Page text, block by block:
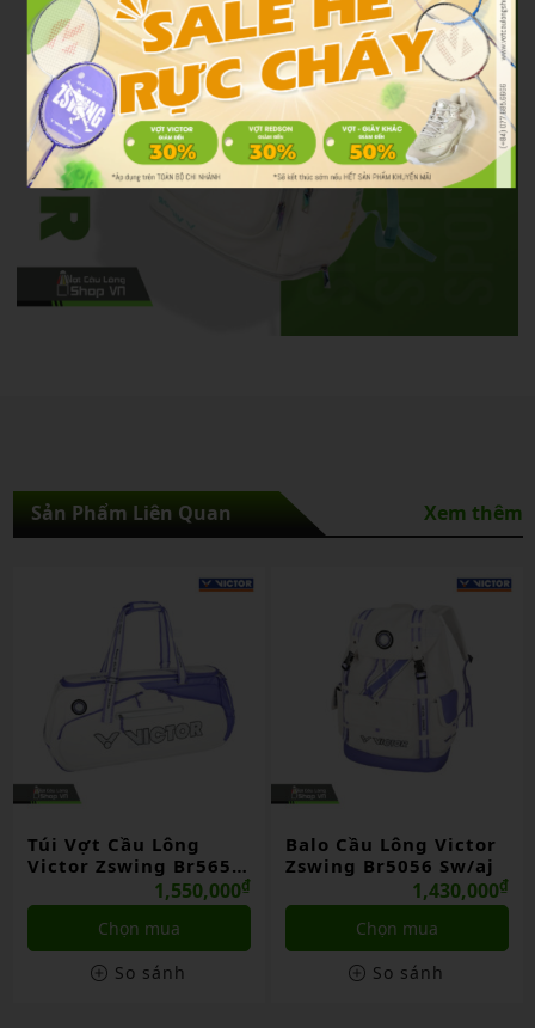
Sản Phẩm Liên Quan Xem thêm
Túi Vợt Cầu Lông
Victor Zswing Br5656
1,550,000₫
Chọn mua
So sánh
Balo Cầu Lông Victor
Zswing Br5056 Sw/aj
1,430,000₫
Chọn mua
So sánh